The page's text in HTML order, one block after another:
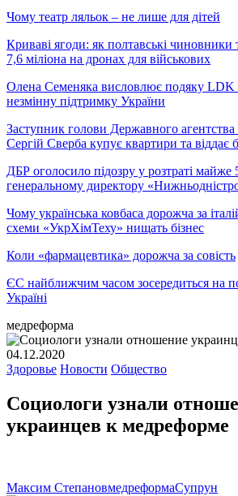
Чому театр ляльок – не лише для дітей
Криваві ягоди: як полтавські чиновники
7,6 міліона на дронах для військових
Олена Семеняка висловлює подяку LDK
незмінну підтримку України
Заступник голови Державного агентства
Сергій Сверба купує квартири та віддає
ДБР оголосило підозру у розтраті майже
генеральному директору
Чому українська ковбаса дорожча за
схеми «УкрХімТеху» нищать бізнес
Коли «фармацевтика» дорожча за совість
ЄС найближчим часом зосередиться на
Україні
медреформа
04.12.2020
Здоровье Новости Общество
Социологи узнали
украинцев к медреформе
Максим СтепановмедреформаСупрун